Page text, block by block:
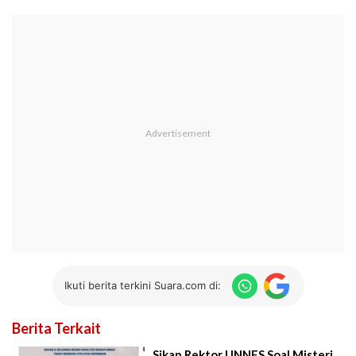
Ikuti berita terkini Suara.com di:
Berita Terkait